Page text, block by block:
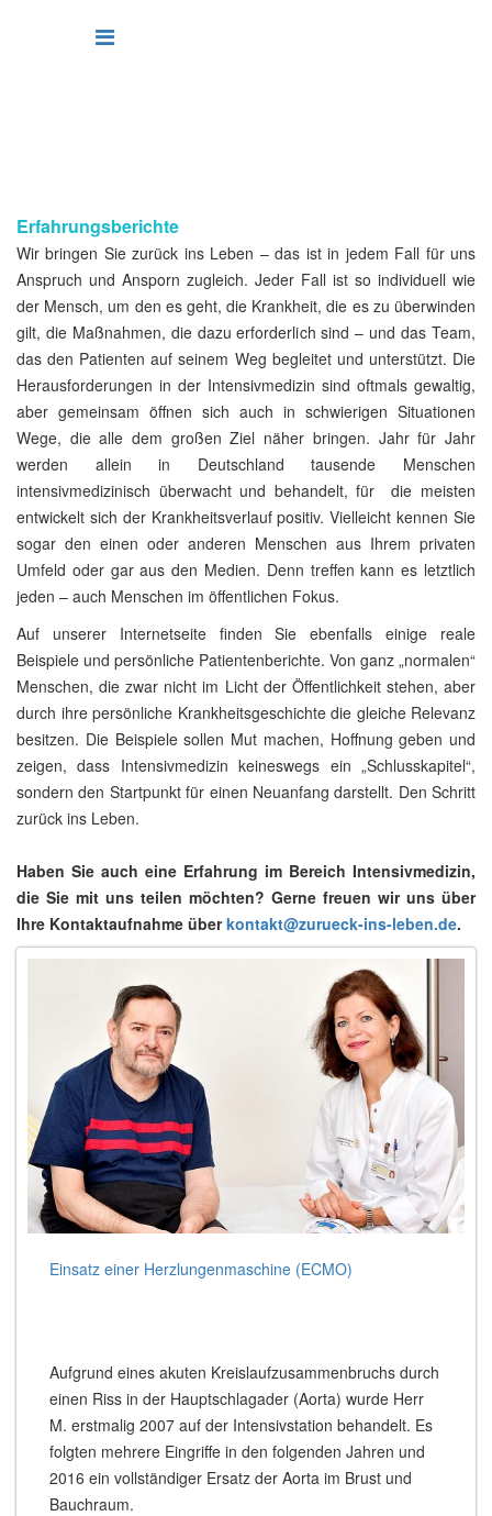
Erfahrungsberichte
Wir bringen Sie zurück ins Leben – das ist in jedem Fall für uns
Anspruch und Ansporn zugleich. Jeder Fall ist so individuell wie
der Mensch, um den es geht, die Krankheit, die es zu überwinden
gilt, die Maßnahmen, die dazu erforderlich sind – und das Team,
das den Patienten auf seinem Weg begleitet und unterstützt. Die
Herausforderungen in der Intensivmedizin sind oftmals gewaltig,
aber gemeinsam öffnen sich auch in schwierigen Situationen
Wege, die alle dem großen Ziel näher bringen. Jahr für Jahr
werden allein in Deutschland tausende Menschen
intensivmedizinisch überwacht und behandelt, für die meisten
entwickelt sich der Krankheitsverlauf positiv. Vielleicht kennen Sie
sogar den einen oder anderen Menschen aus Ihrem privaten
Umfeld oder gar aus den Medien. Denn treffen kann es letztlich
jeden – auch Menschen im öffentlichen Fokus.
Auf unserer Internetseite finden Sie ebenfalls einige reale
Beispiele und persönliche Patientenberichte. Von ganz „normalen“
Menschen, die zwar nicht im Licht der Öffentlichkeit stehen, aber
durch ihre persönliche Krankheitsgeschichte die gleiche Relevanz
besitzen. Die Beispiele sollen Mut machen, Hoffnung geben und
zeigen, dass Intensivmedizin keineswegs ein „Schlusskapitel“,
sondern den Startpunkt für einen Neuanfang darstellt. Den Schritt
zurück ins Leben.
Haben Sie auch eine Erfahrung im Bereich Intensivmedizin,
die Sie mit uns teilen möchten? Gerne freuen wir uns über
Ihre Kontaktaufnahme überkontakt@zurueck-ins-leben.de.
Einsatz einer Herzlungenmaschine (ECMO)
Aufgrund eines akuten Kreislaufzusammenbruchs durch
einen Riss in der Hauptschlagader (Aorta) wurde Herr
M. erstmalig 2007 auf der Intensivstation behandelt. Es
folgten mehrere Eingriffe in den folgenden Jahren und
2016 ein vollständiger Ersatz der Aorta im Brust und
Bauchraum.